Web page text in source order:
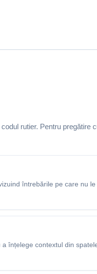
rutier. Pentru pregătire
întrebările pe care nu
înțelege contextul din